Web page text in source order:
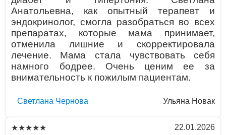
Анатольевна, как опытный терапевт и
эндокринолог, смогла разобраться во всех
препаратах, которые мама принимает,
отменила лишние и скорректировала
лечение. Мама стала чувствовать себя
намного бодрее. Очень ценим ее за
внимательность к пожилым пациентам.
Светлана Чернова Ульяна Новак
★★★★★ 22.01.2026